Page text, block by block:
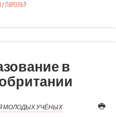
/ПАРОЛЬ?
в
МОЛОДЫХ УЧЁНЫХ